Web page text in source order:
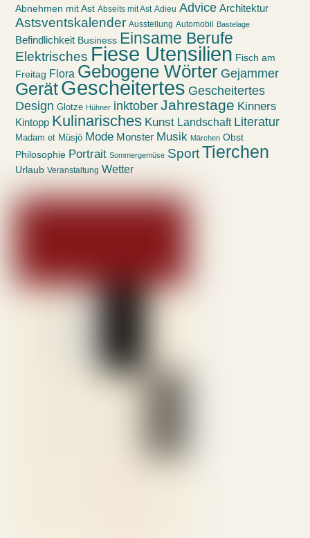
Abnehmen mit Ast Abseits mit Ast Adieu Advice Architektur
Astsventskalender Ausstellung Automobil Bastelage
Befindlichkeit Business Einsame Berufe
Elektrisches Fiese Utensilien Fisch am
Freitag Flora Gebogene Wörter Gejammer
GerätGescheitertes Gescheitertes
Design Glotze Hühner inktober Jahrestage Kinners
Kintopp Kulinarisches Kunst Landschaft Literatur
Madam et Müsjö Mode Monster Musik Märchen Obst
Philosophie Portrait Sommergemüse Sport Tierchen
Urlaub Veranstaltung Wetter